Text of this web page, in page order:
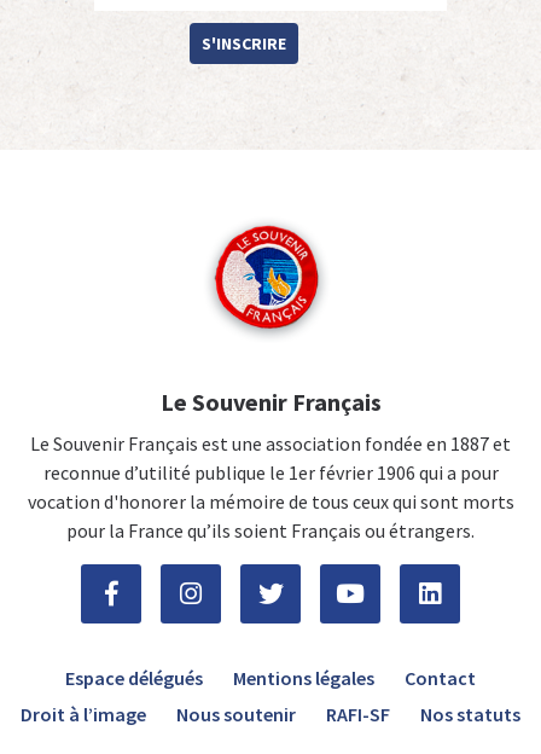
S'INSCRIRE
Le Souvenir Français
Le Souvenir Français est une association fondée en 1887 et
reconnue d’utilité publique le 1er février 1906 qui a pour
vocation d'honorer la mémoire de tous ceux qui sont morts
pour la France qu’ils soient Français ou étrangers.
Espace délégués Mentions légales
Contact
Droit à l’image
Nous soutenir RAFI-SF Nos statuts